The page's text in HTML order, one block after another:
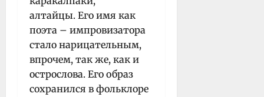
алтайцы. Его имя как
поэта – импровизатора
стало нарицательным,
впрочем, так же, как и
острослова. Его образ
сохранился в фольклоре